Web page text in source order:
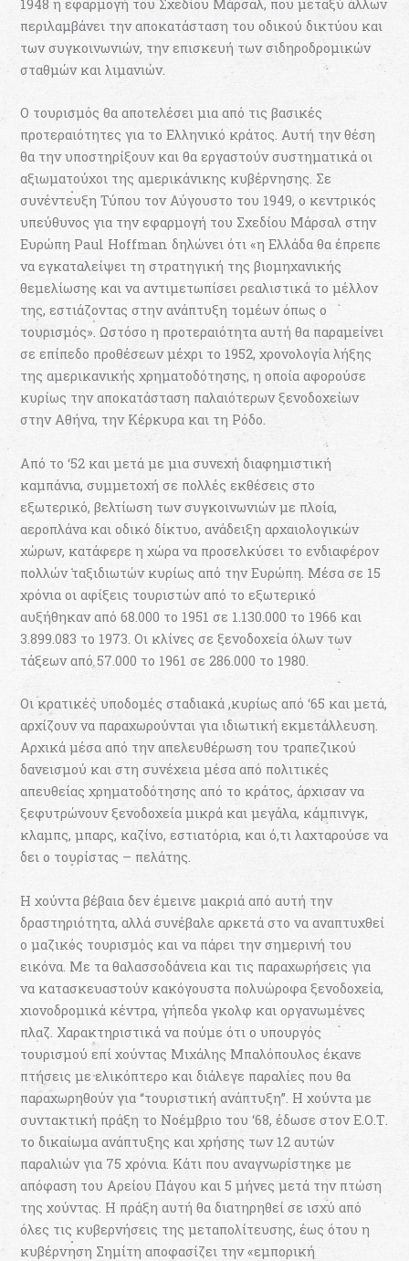
1948 η εφαρμογή του Σχεδίου Μάρσαλ, που μεταξύ άλλων
περιλαμβάνει την αποκατάσταση του οδικού δικτύου και
των συγκοινωνιών, την επισκευή των σιδηροδρομικών
σταθμών και λιμανιών.
Ο τουρισμός θα αποτελέσει μια από τις βασικές
προτεραιότητες για το Ελληνικό κράτος. Αυτή την θέση
θα την υποστηρίξουν και θα εργαστούν συστηματικά οι
αξιωματούχοι της αμερικάνικης κυβέρνησης. Σε
συνέντευξη Τύπου τον Αύγουστο του 1949, ο κεντρικός
υπεύθυνος για την εφαρμογή του Σχεδίου Μάρσαλ στην
Ευρώπη Paul Hoffman δηλώνει ότι «η Ελλάδα θα έπρεπε
να εγκαταλείψει τη στρατηγική της βιομηχανικής
θεμελίωσης και να αντιμετωπίσει ρεαλιστικά το μέλλον
της, εστιάζοντας στην ανάπτυξη τομέων όπως ο
τουρισμός». Ωστόσο η προτεραιότητα αυτή θα παραμείνει
σε επίπεδο προθέσεων μέχρι το 1952, χρονολογία λήξης
της αμερικανικής χρηματοδότησης, η οποία αφορούσε
κυρίως την αποκατάσταση παλαιότερων ξενοδοχείων
στην Αθήνα, την Κέρκυρα και τη Ρόδο.
Από το ‘52 και μετά με μια συνεχή διαφημιστική
καμπάνια, συμμετοχή σε πολλές εκθέσεις στο
εξωτερικό, βελτίωση των συγκοινωνιών με πλοία,
αεροπλάνα και οδικό δίκτυο, ανάδειξη αρχαιολογικών
χώρων, κατάφερε η χώρα να προσελκύσει το ενδιαφέρον
πολλών ταξιδιωτών κυρίως από την Ευρώπη. Μέσα σε 15
χρόνια οι αφίξεις τουριστών από το εξωτερικό
αυξήθηκαν από 68.000 το 1951 σε 1.130.000 το 1966 και
3.899.083 το 1973. Οι κλίνες σε ξενοδοχεία όλων των
τάξεων από 57.000 το 1961 σε 286.000 το 1980.
Οι κρατικές υποδομές σταδιακά ,κυρίως από ‘65 και μετά,
αρχίζουν να παραχωρούνται για ιδιωτική εκμετάλλευση.
Αρχικά μέσα από την απελευθέρωση του τραπεζικού
δανεισμού και στη συνέχεια μέσα από πολιτικές
απευθείας χρηματοδότησης από το κράτος, άρχισαν να
ξεφυτρώνουν ξενοδοχεία μικρά και μεγάλα, κάμπινγκ,
κλαμπς, μπαρς, καζίνο, εστιατόρια, και ό,τι λαχταρούσε να
δει ο τουρίστας – πελάτης.
Η χούντα βέβαια δεν έμεινε μακριά από αυτή την
δραστηριότητα, αλλά συνέβαλε αρκετά στο να αναπτυχθεί
ο μαζικός τουρισμός και να πάρει την σημερινή του
εικόνα. Με τα θαλασσοδάνεια και τις παραχωρήσεις για
να κατασκευαστούν κακόγουστα πολυώροφα ξενοδοχεία,
χιονοδρομικά κέντρα, γήπεδα γκολφ και οργανωμένες
πλαζ. Χαρακτηριστικά να πούμε ότι ο υπουργός
τουρισμού επί χούντας Μιχάλης Μπαλόπουλος έκανε
πτήσεις με ελικόπτερο και διάλεγε παραλίες που θα
παραχωρηθούν για “τουριστική ανάπτυξη”. Η χούντα με
συντακτική πράξη το Νοέμβριο του ‘68, έδωσε στον Ε.Ο.Τ.
το δικαίωμα ανάπτυξης και χρήσης των 12 αυτών
παραλιών για 75 χρόνια. Κάτι που αναγνωρίστηκε με
απόφαση του Αρείου Πάγου και 5 μήνες μετά την πτώση
της χούντας. Η πράξη αυτή θα διατηρηθεί σε ισχύ από
όλες τις κυβερνήσεις της μεταπολίτευσης, έως ότου η
κυβέρνηση Σημίτη αποφασίζει την «εμπορική